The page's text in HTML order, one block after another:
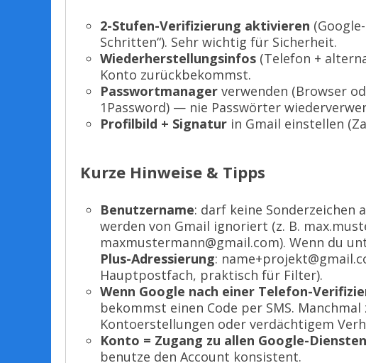
2-Stufen-Verifizierung aktivieren
Schritten“). Sehr wichtig für Sicherheit.
Wiederherstellungsinfos (Telefon +
Konto zurückbekommst.
Passwortmanager verwenden (Browser
1Password) — nie Passwörter
Profilbild + Signatur in Gmail einstellen
Kurze Hinweise & Tipps
Benutzername: darf keine Sonderzeichen
werden von Gmail ignoriert (z. B.
maxmustermann@gmail.com). Wenn du
Plus-Adressierung:
Hauptpostfach, praktisch für Filter).
Wenn Google nach einer Telefon-
bekommst einen Code per SMS.
Kontoerstellungen oder verdächtigem
Konto = Zugang zu allen Google-Diensten
benutze den Account konsistent.